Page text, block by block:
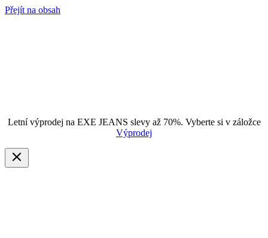
Přejít na obsah
Letní výprodej na EXE JEANS slevy až 70%. Vyberte si v záložce
Výprodej